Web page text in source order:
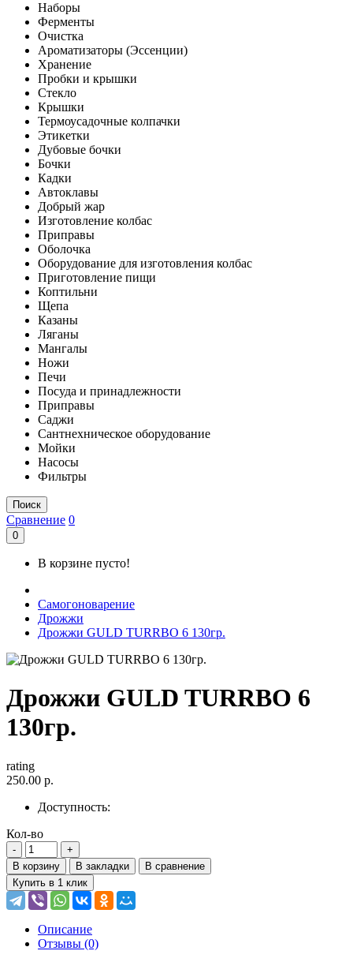
Наборы
Ферменты
Очистка
Ароматизаторы (Эссенции)
Хранение
Пробки и крышки
Стекло
Крышки
Термоусадочные колпачки
Этикетки
Дубовые бочки
Бочки
Кадки
Автоклавы
Добрый жар
Изготовление колбас
Приправы
Оболочка
Оборудование для изготовления колбас
Приготовление пищи
Коптильни
Щепа
Казаны
Ляганы
Мангалы
Ножи
Печи
Посуда и принадлежности
Приправы
Саджи
Сантнехническое оборудование
Мойки
Насосы
Фильтры
Поиск
Сравнение 0
0
В корзине пусто!
Самогоноварение
Дрожжи
Дрожжи GULD TURRBO 6 130гр.
Дрожжи GULD TURRBO 6
130гр.
rating
250.00 р.
Доступность:
Кол-во
В корзину В закладки
В сравнение
Купить в 1 клик
Описание
Отзывы (0)